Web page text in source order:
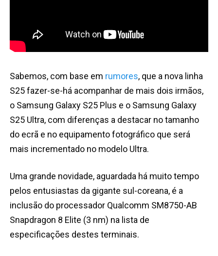
Sabemos, com base em rumores, que a nova linha
S25 fazer-se-há acompanhar de mais dois irmãos,
o Samsung Galaxy S25 Plus e o Samsung Galaxy
S25 Ultra, com diferenças a destacar no tamanho
do ecrã e no equipamento fotográfico que será
mais incrementado no modelo Ultra.
Uma grande novidade, aguardada há muito tempo
pelos entusiastas da gigante sul-coreana, é a
inclusão do processador Qualcomm SM8750-AB
Snapdragon 8 Elite (3 nm) na lista de
especificações destes terminais.